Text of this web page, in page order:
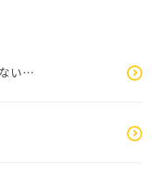
。
、私の我儘と分か
すみません。
い…